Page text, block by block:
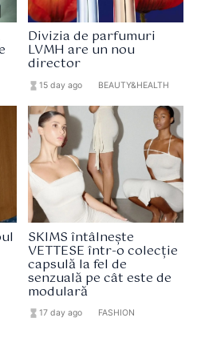
Divizia de parfumuri
LVMH are un nou
director
hourglass_full 15 day ago BEAUTY&HEALTH
SKIMS întâlnește
VETTESE într-o colecție
capsulă la fel de
senzuală pe cât este de
modulară
hourglass_full 17 day ago FASHION